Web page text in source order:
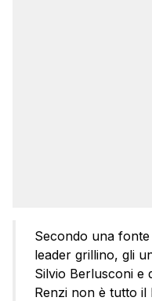
Secondo una
leader grillino, gli
Silvio Berlusconi e
Renzi non è tutto il